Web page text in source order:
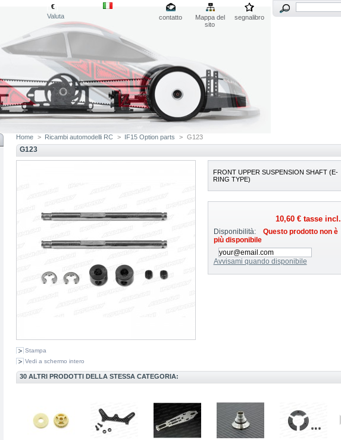
€
Valuta
contatto
Mappa del
sito
segnalibro
Home > Ricambi automodelli RC > IF15 Option parts > G123
G123
Stampa
Vedi a schermo intero
FRONT UPPER SUSPENSION SHAFT (E-
RING TYPE)
10,60 €tasse incl.
Disponibilità:
Questo prodotto non è
più disponibile
Avvisami quando disponibile
30 ALTRI PRODOTTI DELLA STESSA CATEGORIA: